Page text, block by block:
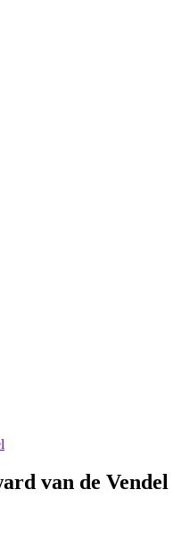
van de Vendel